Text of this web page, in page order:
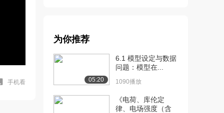
手机看
[8] 旅店空间与尺度（中）
1500播放
[9] 旅店空间与尺度（下） 13:58
讲（上）
为你推荐
05:20
6.1 模型设定与数据
问题：模型在...
1090播放
《电荷、库伦定
律、电场强度（含